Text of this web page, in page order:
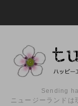
Sending
ニュージーランドは